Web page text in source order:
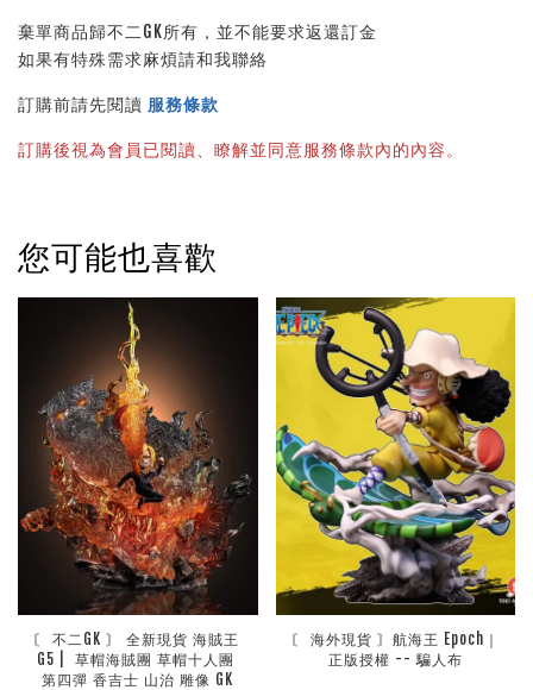
棄單商品歸不二GK所有，並不能要求返還訂金
如果有特殊需求麻煩請和我聯絡
訂購前請先閱讀 服務條款
訂購後視為會員已閱讀、瞭解並同意服務條款內的內容。
您可能也喜歡
〘 不二GK 〙 全新現貨 海賊王
G5 |  草帽海賊團 草帽十人團
第四彈 香吉士 山治 雕像 GK
〘 海外現貨 〙航海王 Epoch｜
正版授權 -- 騙人布